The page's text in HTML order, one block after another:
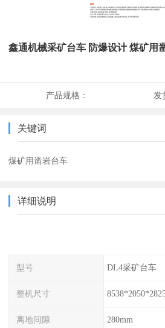
鑫通机械采矿台车 防爆设计 煤矿用
产品规格： 发
关键词
煤矿用凿岩台车
详细说明
型号 DL4采矿台车
整机尺寸
离地间隙 280mm